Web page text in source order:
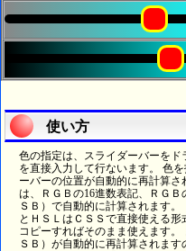
使い方
色の指定は、スライダーバーを
を直接入力して行ないます。 色
ーバーの位置が自動的に再計算さ
は、ＲＧＢの16進数表記、ＲＧＢ
ＳＢ）で自動的に計算されます
とＨＳＬはＣＳＳで直接使える
コピーすればそのまま使えます。
ＳＢ）が自動的に再計算されます